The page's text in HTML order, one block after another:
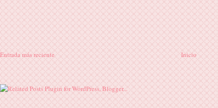
Entrada más reciente Inicio